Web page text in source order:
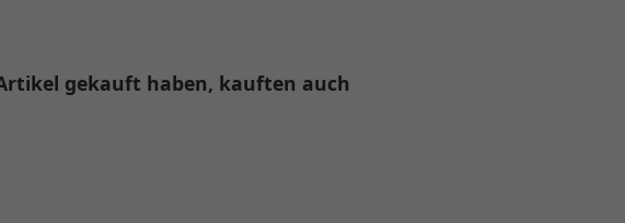
gekauft haben, kauften auch